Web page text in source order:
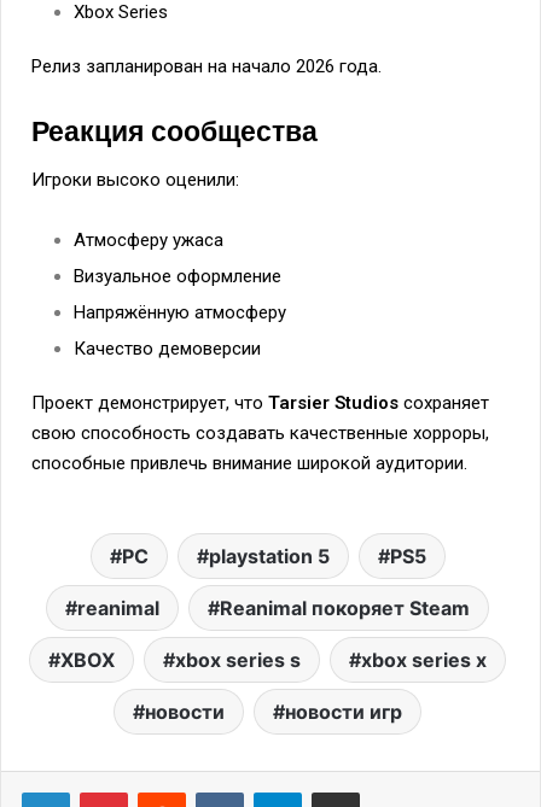
Xbox Series
Релиз запланирован на начало 2026 года.
Реакция сообщества
Игроки высоко оценили:
Атмосферу ужаса
Визуальное оформление
Напряжённую атмосферу
Качество демоверсии
Проект демонстрирует, что Tarsier Studios сохраняет
свою способность создавать качественные хорроры,
способные привлечь внимание широкой аудитории.
PC playstation 5 PS5
reanimal Reanimal покоряет Steam
XBOX xbox series s xbox series x
новости новости игр